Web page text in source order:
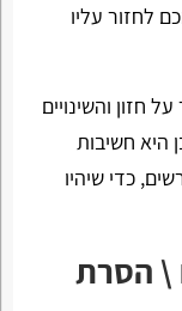
לחזור עליו
חזון והשינויים
כמובן היא חשיבות
כדי שיהיו
\ הסרת